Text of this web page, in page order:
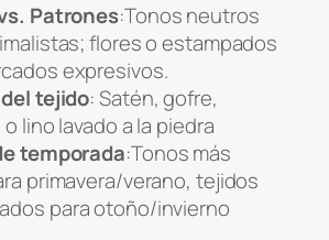
Patrones:Tonos neutros
flores o estampados
expresivos.
tejido: Satén, gofre,
lino lavado a la piedra
temporada:Tonos más
primavera/verano, tejidos
para otoño/invierno